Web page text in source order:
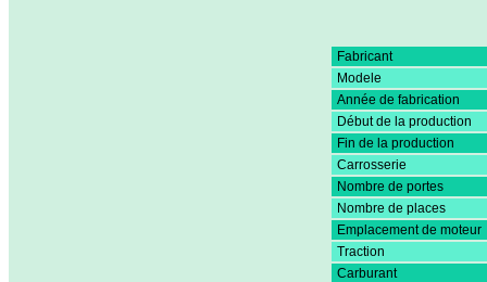
Fabricant
Modele
Année de fabrication
Début de la production
Fin de la production
Carrosserie
Nombre de portes
Nombre de places
Emplacement de moteur
Traction
Carburant